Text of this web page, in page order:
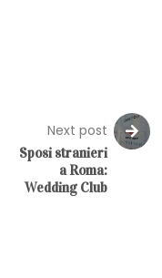
Next post
Sposi stranieri
a Roma:
Wedding Club